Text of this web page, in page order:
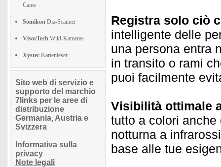
Cams
Somikon Dia-Scanner
VisorTech Wild-Kameras
Xystec Kartenleser
Sito web di servizio e
supporto del marchio
7links per le aree di
distribuzione
Germania, Austria e
Svizzera
Informativa sulla
privacy
Note legali
Registra solo ciò
intelligente delle
una persona entra
in transito o rami
puoi facilmente
Visibilità ottimale
tutto a colori
notturna a
base alle tue